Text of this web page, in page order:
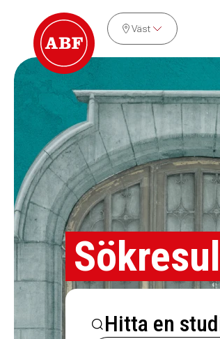
Väst
Hitta en